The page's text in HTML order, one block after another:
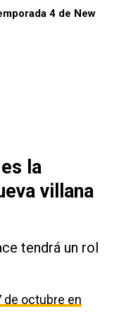
4 de New
la
villana
tendrá un rol
de octubre en